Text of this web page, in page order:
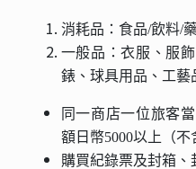
消耗品：食品/飲料/
一般品：衣服、服
錶、球具用品、工藝
同一商店一位旅客
額日幣5000以上（
購買紀錄票及封箱、